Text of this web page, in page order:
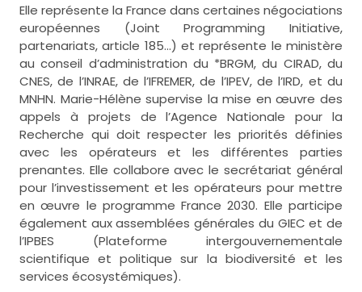
Elle représente la France dans certaines négociations
européennes (Joint Programming Initiative,
partenariats, article 185…) et représente le ministère
au conseil d’administration du *BRGM, du CIRAD, du
CNES, de l’INRAE, de l’IFREMER, de l’IPEV, de l’IRD, et du
MNHN. Marie-Hélène supervise la mise en œuvre des
appels à projets de l’Agence Nationale pour la
Recherche qui doit respecter les priorités définies
avec les opérateurs et les différentes parties
prenantes. Elle collabore avec le secrétariat général
pour l’investissement et les opérateurs pour mettre
en œuvre le programme France 2030. Elle participe
également aux assemblées générales du GIEC et de
l’IPBES (Plateforme intergouvernementale
scientifique et politique sur la biodiversité et les
services écosystémiques).